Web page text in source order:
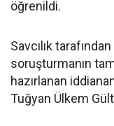
öğrenildi.
Savcılık
soruşturmanın
hazırlanan
Tuğyan Ülkem